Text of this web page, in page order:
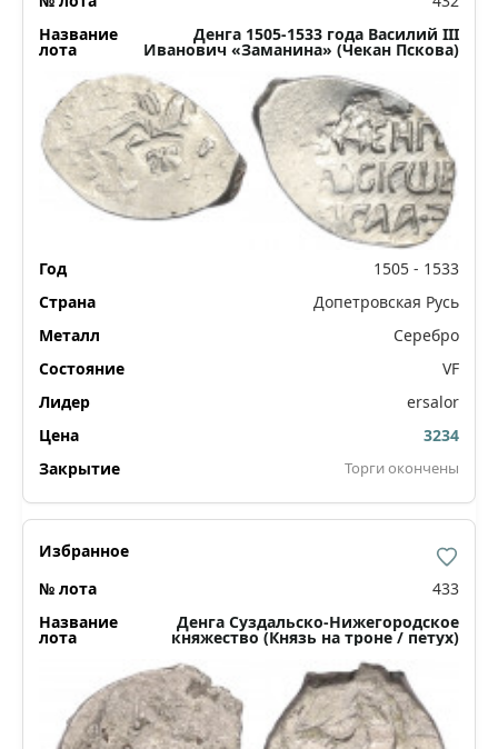
Денга 1505-1533 года Василий III
Иванович «Заманина» (Чекан Пскова)
1505 - 1533
Допетровская Русь
Серебро
VF
ersalor
3234
Торги окончены
433
Денга Суздальско-Нижегородское
княжество (Князь на троне / петух)